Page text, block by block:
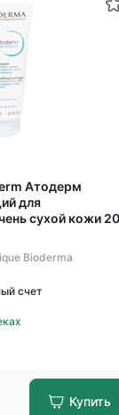
Атодерм
для
сухой кожи
Bioderma
счет
Купить